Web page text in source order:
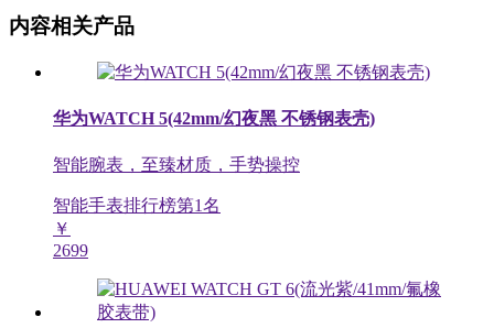
内容相关产品
华为WATCH 5(42mm/幻夜黑 不锈钢表壳)
智能腕表，至臻材质，手势操控
智能手表排行榜第1名
￥
2699